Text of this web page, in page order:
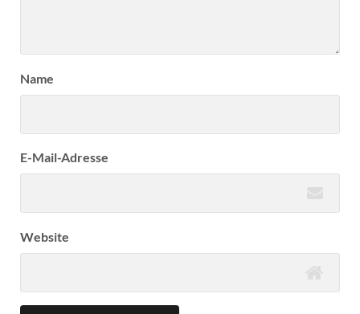
Name
E-Mail-Adresse
Website